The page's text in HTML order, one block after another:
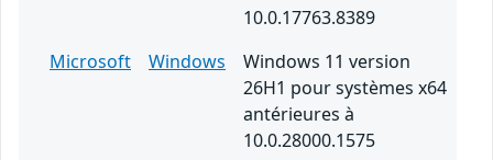
10.0.17763.8389
Microsoft
Windows
Windows 11 version
26H1 pour systèmes x64
antérieures à
10.0.28000.1575